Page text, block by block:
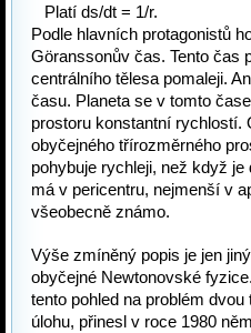
Platí ds/dt = 1/r.
Podle hlavních protagonistů
Göranssonův čas. Tento čas
centrálního tělesa pomaleji.
času. Planeta se v tomto
prostoru konstantní rychlostí.
obyčejného třírozměrného
pohybuje rychleji, než když
má v pericentru, nejmenší v
všeobecně známo.
Výše zmíněný popis je jen
obyčejné Newtonovské
tento pohled na problém